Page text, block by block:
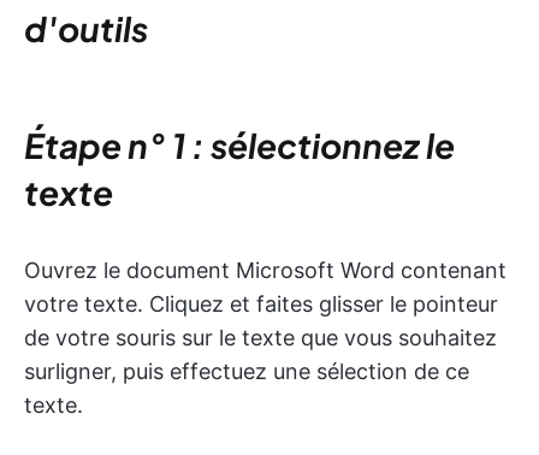
d'outils
Étape n° 1 : sélectionnez le
texte
Ouvrez le document Microsoft Word contenant
votre texte. Cliquez et faites glisser le pointeur
de votre souris sur le texte que vous souhaitez
surligner, puis effectuez une sélection de ce
texte.